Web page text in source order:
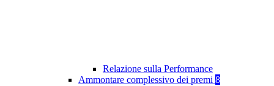
Relazione sulla Performance
Ammontare complessivo dei premi 8